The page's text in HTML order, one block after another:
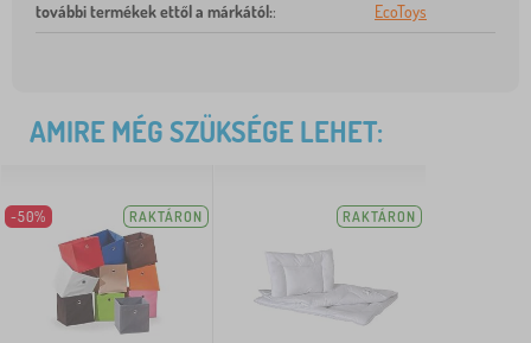
további termékek ettől a márkától:: EcoToys
AMIRE MÉG SZÜKSÉGE LEHET:
-50% RAKTÁRON RAKTÁRON